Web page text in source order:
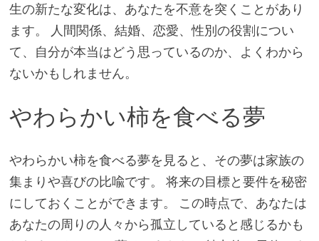
生の新たな変化は、あなたを不意を突くことがあり
ます。 人間関係、結婚、恋愛、性別の役割につい
て、自分が本当はどう思っているのか、よくわから
ないかもしれません。
やわらかい柿を食べる夢
やわらかい柿を食べる夢を見ると、その夢は家族の
集まりや喜びの比喩です。 将来の目標と要件を秘密
にしておくことができます。 この時点で、あなたは
あなたの周りの人々から孤立していると感じるかも